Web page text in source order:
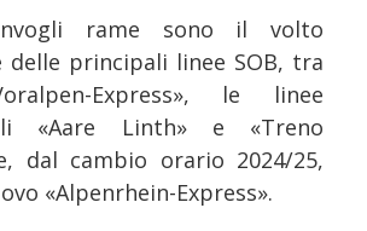
rame sono il volto
delle principali linee SOB, tra
Express», le linee
«Aare Linth» e «Treno
dal cambio orario 2024/25,
«Alpenrhein-Express».